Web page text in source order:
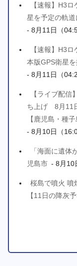
【速報】H3
星を予定の軌
- 8月11日（
【速報】H3
本版GPS衛星
- 8月11日（
【ライブ配
ち上げ 8月11
【鹿児島・種
- 8月10日（
「海面に遺
児島市 - 8月10
桜島で噴火 噴
【11日の降灰